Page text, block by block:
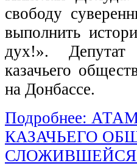
свободу
выполнить
дух!».
казачьего
на Донбассе.
Подробнее:
КАЗАЧЬЕГО